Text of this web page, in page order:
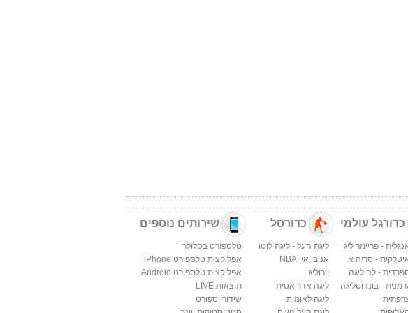
כדורגל עולמי
- פריימר ליג
- סריה א
- לה ליגה
- בונדוסליגה
כדורסל
ליגת העל - ליגת לוטו
אנ בי איי NBA
יורוליג
ליגה אדריאטית
ליגה לאומית
שירותים נוספים
טלספורט בסלולר
אפליקצית טלספורט iPhone
אפליקצית טלספורט Android
תוצאות LIVE
שידורי ספורט